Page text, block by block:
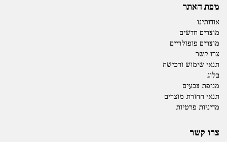
מפת האתר
אודותינו
מוצרים חדשים
מוצרים פופולריים
צרו קשר
תנאי שימוש ורכישה
בלוג
מניפת צבעים
תנאי החזרת מוצרים
מדיניות פרטיות
צרו קשר